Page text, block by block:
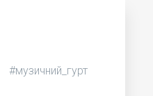
#музичний_гурт